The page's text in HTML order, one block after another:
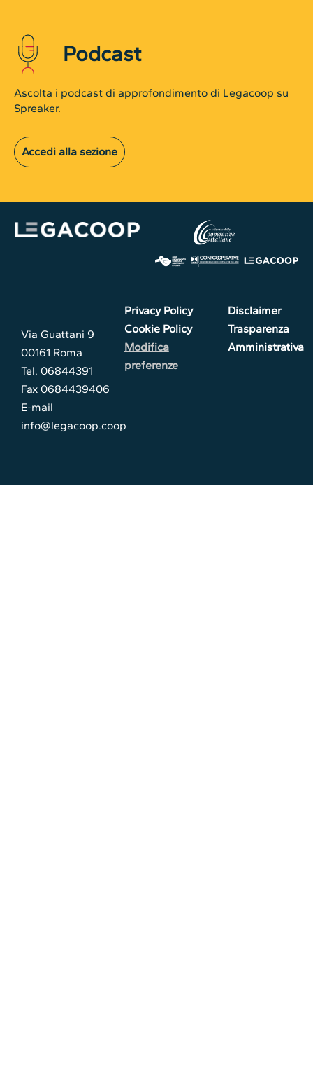
Podcast
Ascolta i podcast di approfondimento di Legacoop su
Spreaker.
Accedi alla sezione
Via Guattani 9
00161 Roma
Tel. 06844391
Fax 0684439406
E-mail
info@legacoop.coop
Privacy Policy
Cookie Policy
Modifica
preferenze
Disclaimer
Trasparenza
Amministrativa